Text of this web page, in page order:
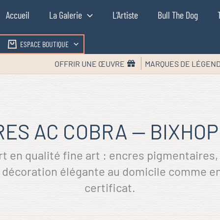
Accueil La Galerie L’Artiste Bull The Dog
ESPACE BOUTIQUE
OFFRIR UNE ŒUVRE MARQUES DE
AC COBRA —
en qualité fine art : encres
élégante au domicile comme
certificat.